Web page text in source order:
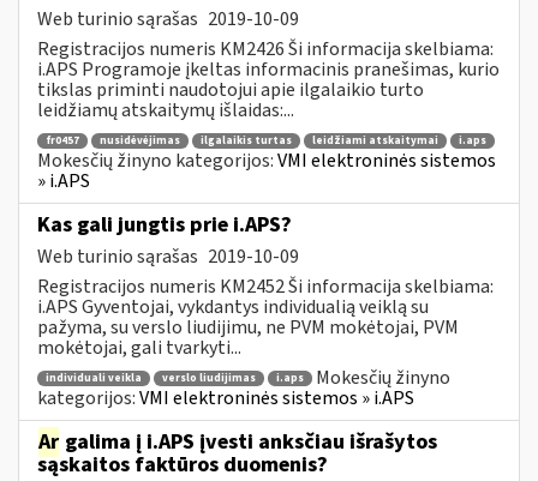
Web turinio sąrašas 2019-10-09
Registracijos numeris KM2426 Ši informacija skelbiama:
i.APS Programoje įkeltas informacinis pranešimas, kurio
tikslas priminti naudotojui apie ilgalaikio turto
leidžiamų atskaitymų išlaidas:...
fr0457 nusidėvėjimas ilgalaikis turtas leidžiami atskaitymai i.aps
Mokesčių žinyno kategorijos:VMI elektroninės sistemos
» i.APS
Kas gali jungtis prie i.APS?
Web turinio sąrašas 2019-10-09
Registracijos numeris KM2452 Ši informacija skelbiama:
i.APS Gyventojai, vykdantys individualią veiklą su
pažyma, su verslo liudijimu, ne PVM mokėtojai, PVM
mokėtojai, gali tvarkyti...
individuali veikla verslo liudijimas i.aps
Mokesčių žinyno
kategorijos:VMI elektroninės sistemos » i.APS
Ar galima į i.APS įvesti anksčiau išrašytos
sąskaitos faktūros duomenis?